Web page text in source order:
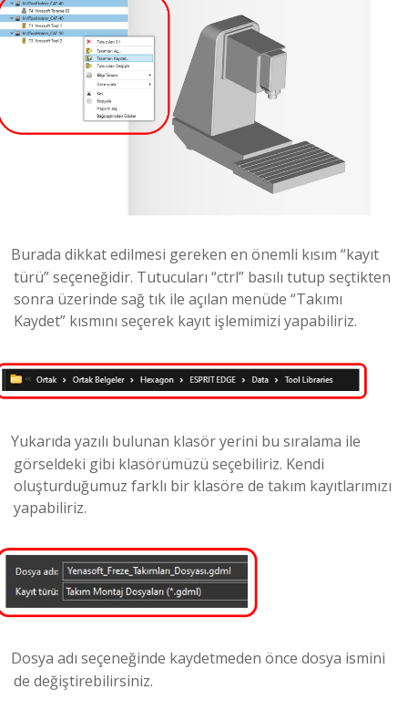
Burada dikkat edilmesi gereken en önemli kısım “kayıt
türü” seçeneğidir. Tutucuları “ctrl” basılı tutup seçtikten
sonra üzerinde sağ tık ile açılan menüde “Takımı
Kaydet” kısmını seçerek kayıt işlemimizi yapabiliriz.
Yukarıda yazılı bulunan klasör yerini bu sıralama ile
görseldeki gibi klasörümüzü seçebiliriz. Kendi
oluşturduğumuz farklı bir klasöre de takım kayıtlarımızı
yapabiliriz.
Dosya adı seçeneğinde kaydetmeden önce dosya ismini
de değiştirebilirsiniz.